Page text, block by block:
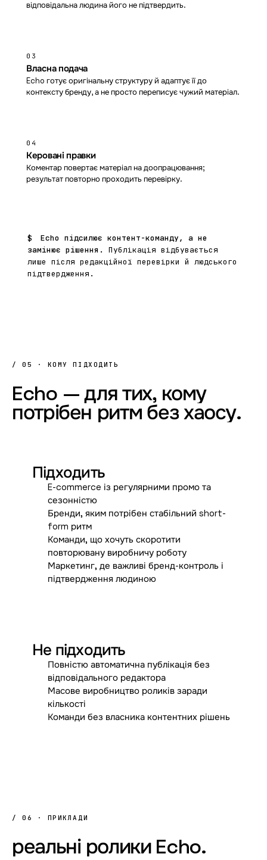
відповідальна людина його не підтвердить.
03
Власна подача
Echo готує оригінальну структуру й адаптує її до
контексту бренду, а не просто переписує чужий матеріал.
04
Керовані правки
Коментар повертає матеріал на доопрацювання;
результат повторно проходить перевірку.
$
Echo підсилює контент-команду, а не
замінює рішення.
Публікація відбувається
лише після редакційної перевірки й людського
підтвердження.
/ 05 · КОМУ ПІДХОДИТЬ
Echo —длятих, кому
потрібен ритм безхаосу.
Підходить
E-commerce із регулярними промо та
сезонністю
Бренди, яким потрібен стабільний short-
form ритм
Команди, що хочуть скоротити
повторювану виробничу роботу
Маркетинг, де важливі бренд-контроль і
підтвердження людиною
Не підходить
Повністю автоматична публікація без
відповідального редактора
Масове виробництво роликів заради
кількості
Команди без власника контентних рішень
/ 06 · ПРИКЛАДИ
реальні ролики Echo.